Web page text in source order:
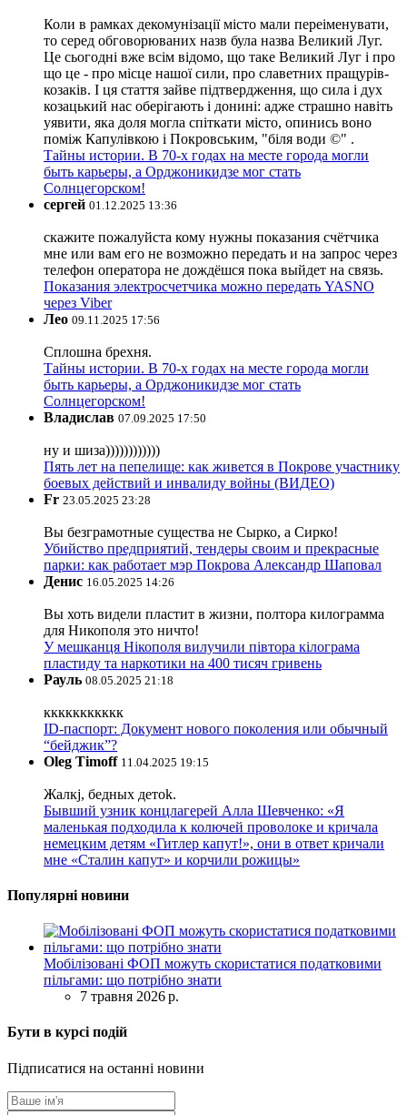
Коли в рамках декомунізації місто мали переіменувати,
то серед обговорюваних назв була назва Великий Луг.
Це сьогодні вже всім відомо, що таке Великий Луг і про
що це - про місце нашої сили, про славетних пращурів-
козаків. І ця стаття зайве підтвердження, що сила і дух
козацький нас оберігають і донині: адже страшно навіть
уявити, яка доля могла спіткати місто, опинись воно
поміж Капулівкою і Покровським, "біля води ©" .
Тайны истории. В 70-х годах на месте города могли
быть карьеры, а Орджоникидзе мог стать
Солнцегорском!
сергей 01.12.2025 13:36
скажите пожалуйста кому нужны показания счётчика
мне или вам его не возможно передать и на запрос через
телефон оператора не дождёшся пока выйдет на связь.
Показания электросчетчика можно передать YASNO
через Viber
Лео 09.11.2025 17:56
Сплошна брехня.
Тайны истории. В 70-х годах на месте города могли
быть карьеры, а Орджоникидзе мог стать
Солнцегорском!
Владислав 07.09.2025 17:50
ну и шиза))))))))))))
Пять лет на пепелище: как живется в Покрове участнику
боевых действий и инвалиду войны (ВИДЕО)
Fr 23.05.2025 23:28
Вы безграмотные существа не Сырко, а Сирко!
Убийство предприятий, тендеры своим и прекрасные
парки: как работает мэр Покрова Александр Шаповал
Денис 16.05.2025 14:26
Вы хоть видели пластит в жизни, полтора килограмма
для Никополя это ничто!
У мешканця Нікополя вилучили півтора кілограма
пластиду та наркотики на 400 тисяч гривень
Рауль 08.05.2025 21:18
ккккккккккк
ID-паспорт: Документ нового поколения или обычный
“бейджик”?
Oleg Timoff 11.04.2025 19:15
Жалкj, бедных детok.
Бывший узник концлагерей Алла Шевченко: «Я
маленькая подходила к колючей проволоке и кричала
немецким детям «Гитлер капут!», они в ответ кричали
мне «Сталин капут» и корчили рожицы»
Популярні новини
Мобілізовані ФОП можуть скористатися податковими
пільгами: що потрібно знати
7 травня 2026 р.
Бути в курсі подій
Підписатися на останні новини